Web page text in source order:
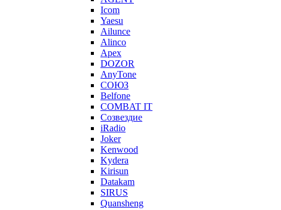
Icom
Yaesu
Ailunce
Alinco
Apex
DOZOR
AnyTone
СОЮЗ
Belfone
COMBAT IT
Созвездие
iRadio
Joker
Kenwood
Kydera
Kirisun
Datakam
SIRUS
Quansheng